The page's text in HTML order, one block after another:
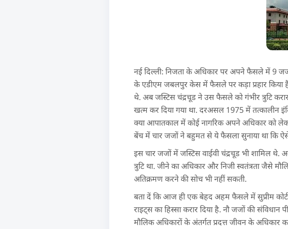
नई दिल्ली: निजता के अधिकार पर अपने फैसले में 9 जजों
के एडीएम जबलपुर केस में फैसले पर कड़ा प्रहार किया
थे. अब जस्टिस चंद्रचूड ने उस फैसले को गंभीर त्रुटि
खत्म कर दिया गया था. दरअसल 1975 में तत्कालीन
क्या आपातकाल में कोई नागरिक अपने अधिकार को
बेंच में चार जजों ने बहुमत से ये फैसला सुनाया था कि
इस चार जजों में जस्टिस वाईवी चंद्रचूड भी शामिल
त्रुटि था. जीने का अधिकार और निजी स्वतंत्रता जैसे
अतिक्रमण करने की सोच भी नहीं सकती.
बता दें कि आज ही एक बेहद अहम फैसले में सुप्रीम कोर्ट
राइट्स का हिस्सा करार दिया है. नौ जजों की
मौलिक अधिकारों के अंतर्गत प्रदत्त जीवन के अधिकार